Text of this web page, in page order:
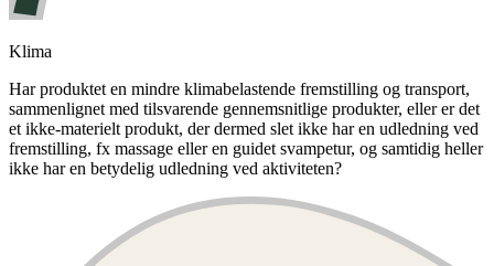
Klima
Har produktet en mindre klimabelastende fremstilling og transport,
sammenlignet med tilsvarende gennemsnitlige produkter, eller er det
et ikke-materielt produkt, der dermed slet ikke har en udledning ved
fremstilling, fx massage eller en guidet svampetur, og samtidig heller
ikke har en betydelig udledning ved aktiviteten?